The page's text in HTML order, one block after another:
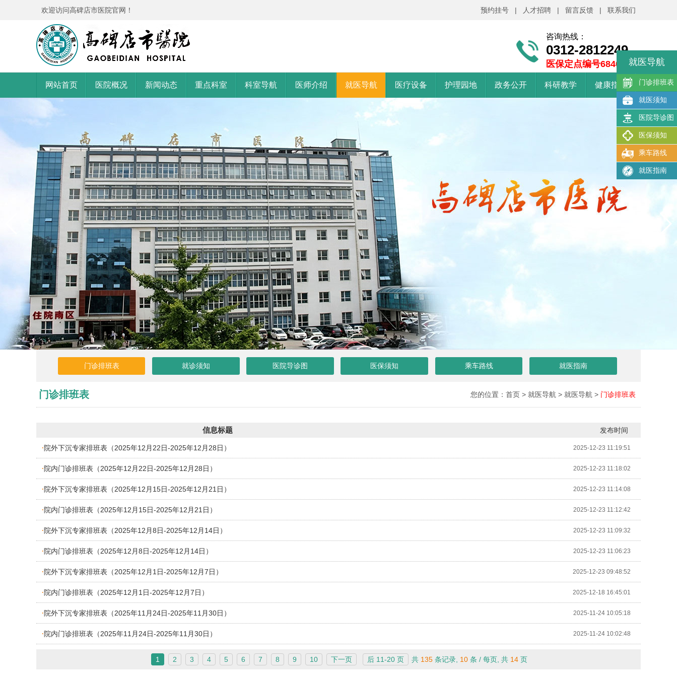
欢迎访问高碑店市医院官网！ 预约挂号 | 人才招聘 | 留言反馈 | 联系我们
咨询热线：
0312-2812249
医保定点编号6840101
网站首页 医院概况 新闻动态 重点科室 科室导航 医师介绍 就医导航 医疗设备 护理园地 政务公开 科研教学 健康指南
门诊排班表 就诊须知 医院导诊图 医保须知 乘车路线 就医指南
您的位置： 首页 > 就医导航 > 就医导航 > 门诊排班表
门诊排班表
信息标题 发布时间
·院外下沉专家排班表（2025年12月22日-2025年12月28日） 2025-12-23 11:19:51
·院内门诊排班表（2025年12月22日-2025年12月28日） 2025-12-23 11:18:02
·院外下沉专家排班表（2025年12月15日-2025年12月21日） 2025-12-23 11:14:08
·院内门诊排班表（2025年12月15日-2025年12月21日） 2025-12-23 11:12:42
·院外下沉专家排班表（2025年12月8日-2025年12月14日） 2025-12-23 11:09:32
·院内门诊排班表（2025年12月8日-2025年12月14日） 2025-12-23 11:06:23
·院外下沉专家排班表（2025年12月1日-2025年12月7日） 2025-12-23 09:48:52
·院内门诊排班表（2025年12月1日-2025年12月7日） 2025-12-18 16:45:01
·院外下沉专家排班表（2025年11月24日-2025年11月30日） 2025-11-24 10:05:18
·院内门诊排班表（2025年11月24日-2025年11月30日） 2025-11-24 10:02:48
1 2 3 4 5 6 7 8 9 10 下一页 后 11-20 页 共 135条记录, 10条 / 每页, 共 14页
就医导航
门诊排班表
就医须知
医院导诊图
医保须知
乘车路线
就医指南